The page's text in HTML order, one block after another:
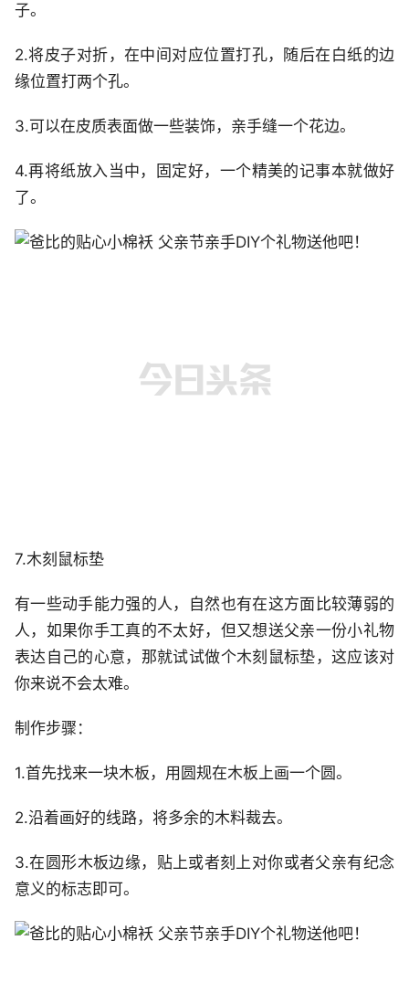
子。
2.将皮子对折，在中间对应位置打孔，随后在白纸的边
缘位置打两个孔。
3.可以在皮质表面做一些装饰，亲手缝一个花边。
4.再将纸放入当中，固定好，一个精美的记事本就做好
了。
7.木刻鼠标垫
有一些动手能力强的人，自然也有在这方面比较薄弱的
人，如果你手工真的不太好，但又想送父亲一份小礼物
表达自己的心意，那就试试做个木刻鼠标垫，这应该对
你来说不会太难。
制作步骤：
1.首先找来一块木板，用圆规在木板上画一个圆。
2.沿着画好的线路，将多余的木料裁去。
3.在圆形木板边缘，贴上或者刻上对你或者父亲有纪念
意义的标志即可。